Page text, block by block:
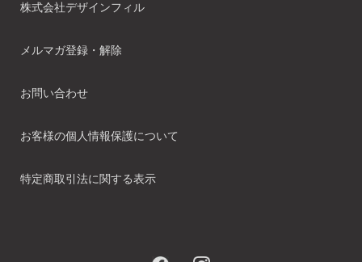
株式会社デザインフィル
メルマガ登録・解除
お問い合わせ
お客様の個人情報保護について
特定商取引法に関する表示